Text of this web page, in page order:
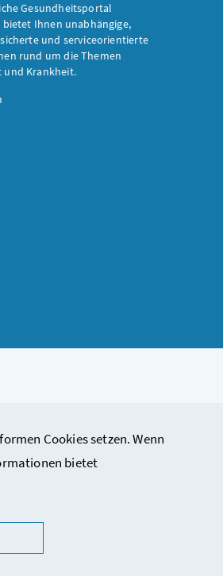
Cookies setzen. Wenn
bietet
Gesundheitsportal
bietet Ihnen unabhängige,
und serviceorientierte
rund um die Themen
und Krankheit.
und Konsumentenschutz